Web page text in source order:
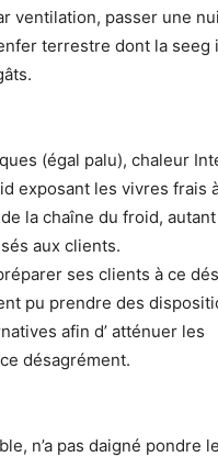
ventilation, passer une
terrestre dont la seeg
(égal palu), chaleur
exposant les vivres frais
la chaîne du froid,
aux clients.
ses clients à ce
pu prendre des
afin d’ atténuer les
désagrément.
n’a pas daigné pondre